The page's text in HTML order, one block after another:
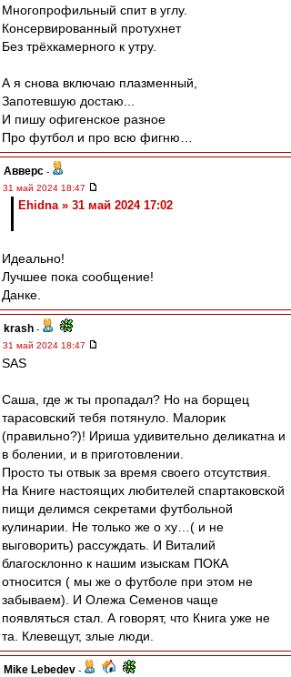
Многопрофильный спит в углу.
Консервированный протухнет
Без трёхкамерного к утру.
А я снова включаю плазменный,
Запотевшую достаю...
И пишу офигенское разное
Про футбол и про всю фигню…
Авверс -
31 май 2024 18:47
Ehidna » 31 май 2024 17:02
Идеально!
Лучшее пока сообщение!
Данке.
krash -
31 май 2024 18:47
SAS
Саша, где ж ты пропадал? Но на борщец
тарасовский тебя потянуло. Малорик
(правильно?)! Ириша удивительно деликатна и
в болении, и в приготовлении.
Просто ты отвык за время своего отсутствия.
На Книге настоящих любителей спартаковской
пищи делимся секретами футбольной
кулинарии. Не только же о ху…( и не
выговорить) рассуждать. И Виталий
благосклонно к нашим изыскам ПОКА
относится ( мы же о футболе при этом не
забываем). И Олежа Семенов чаще
появляться стал. А говорят, что Книга уже не
та. Клевещут, злые люди.
Mike Lebedev -